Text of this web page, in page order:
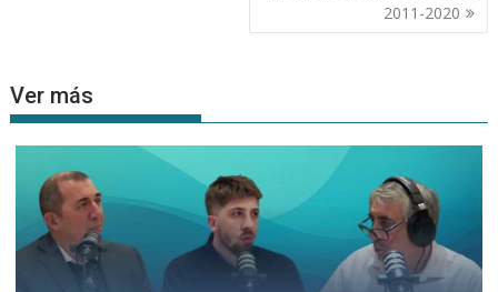
2011-2020
Ver más